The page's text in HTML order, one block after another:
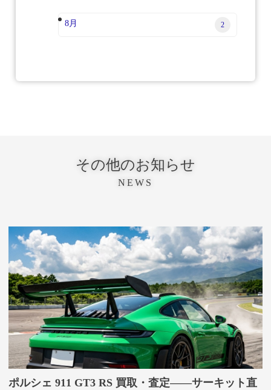
8月 2
その他のお知らせ
NEWS
ポルシェ 911 GT3 RS 買取・査定——サーキット直